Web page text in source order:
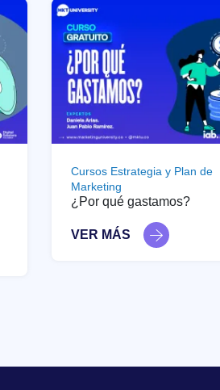
Cursos Estrategia y Plan de
Marketing
¿Por qué gastamos?
VER MÁS